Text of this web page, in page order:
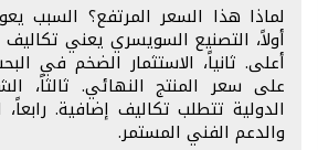
لماذا هذا السعر المرتفع؟ السبب
أولاً، التصنيع السويسري يعني
أعلى. ثانياً، الاستثمار الضخم في
على سعر المنتج النهائي. ثالثاً،
الدولية تتطلب تكاليف إضافية.
والدعم الفني المستمر.